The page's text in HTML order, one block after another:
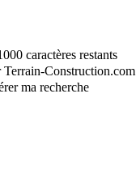
caractères restants
Terrain-Construction.com
ma recherche